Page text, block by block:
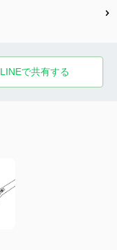
LINEで共有する